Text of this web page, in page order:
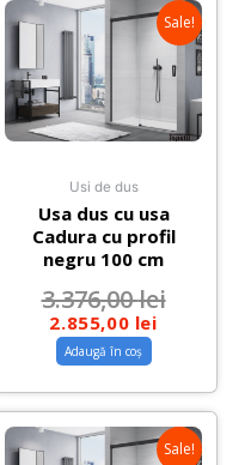
Sale!
Usi de dus
Usa dus cu usa
Cadura cu profil
negru 100 cm
3.376,00lei
2.855,00 lei
Adaugă în coș
Sale!